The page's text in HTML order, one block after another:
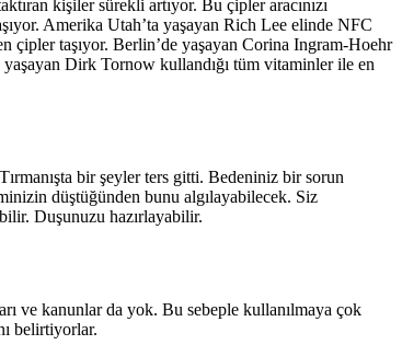
kişiler sürekli artıyor. Bu çipler aracınızı
Amerika Utah’ta yaşayan Rich Lee elinde NFC
çipler taşıyor. Berlin’de yaşayan Corina Ingram-Hoehr
Dirk Tornow kullandığı tüm vitaminler ile en
bir şeyler ters gitti. Bedeniniz bir sorun
düştüğünden bunu algılayabilecek. Siz
Duşunuzu hazırlayabilir.
ve kanunlar da yok. Bu sebeple kullanılmaya çok
belirtiyorlar.